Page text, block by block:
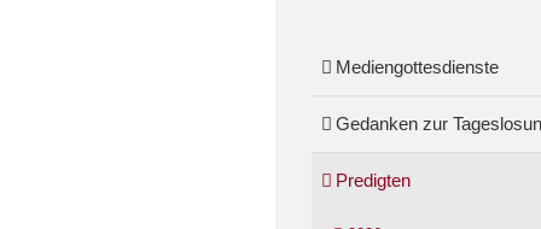
Mediengottesdienste
Gedanken zur
Predigten